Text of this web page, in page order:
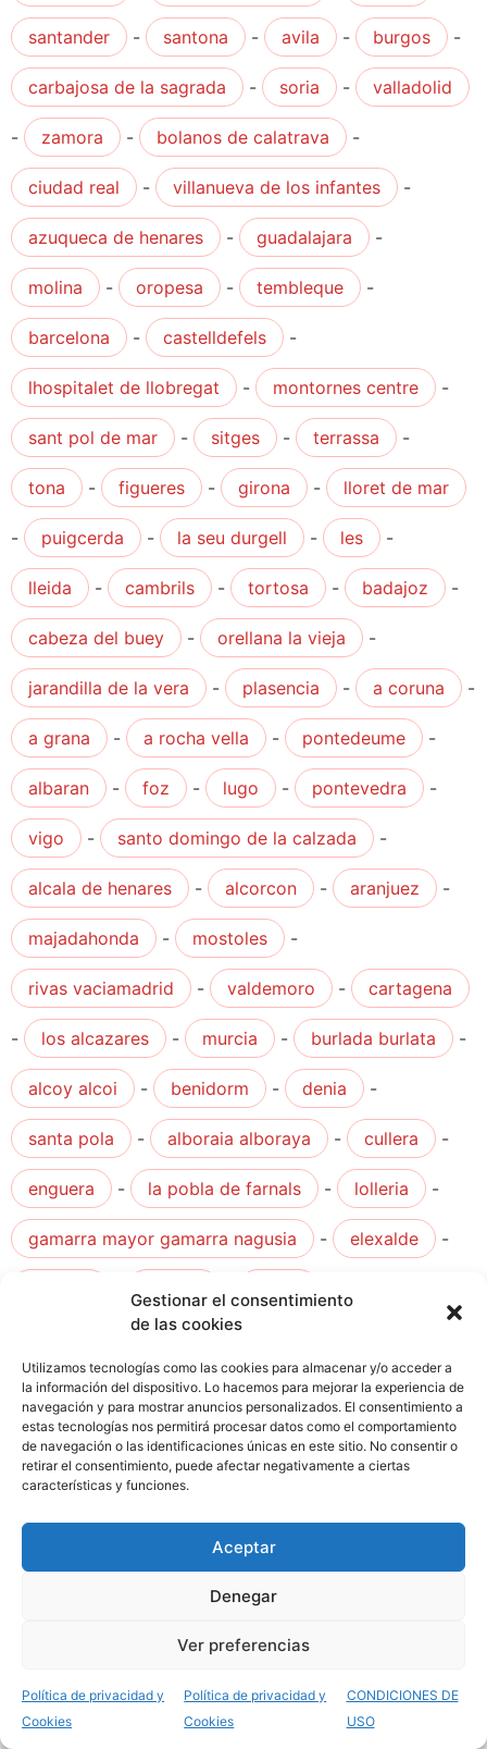
Gestionar el consentimiento
de las cookies
Utilizamos tecnologías como las cookies para almacenar y/o acceder a
la información del dispositivo. Lo hacemos para mejorar la experiencia de
navegación y para mostrar anuncios personalizados. El consentimiento a
estas tecnologías nos permitirá procesar datos como el comportamiento
de navegación o las identificaciones únicas en este sitio. No consentir o
retirar el consentimiento, puede afectar negativamente a ciertas
características y funciones.
Aceptar
Denegar
Ver preferencias
Política de privacidad y
Cookies
Política de privacidad y
Cookies
CONDICIONES DE
USO
santander - santona - avila - burgos -
carbajosa de la sagrada - soria - valladolid
- zamora - bolanos de calatrava -
ciudad real - villanueva de los infantes -
azuqueca de henares - guadalajara -
molina - oropesa - tembleque -
barcelona - castelldefels -
lhospitalet de llobregat - montornes centre -
sant pol de mar - sitges - terrassa -
tona - figueres - girona - lloret de mar
- puigcerda - la seu durgell - les -
lleida - cambrils - tortosa - badajoz -
cabeza del buey - orellana la vieja -
jarandilla de la vera - plasencia - a coruna -
a grana - a rocha vella - pontedeume -
albaran - foz - lugo - pontevedra -
vigo - santo domingo de la calzada -
alcala de henares - alcorcon - aranjuez -
majadahonda - mostoles -
rivas vaciamadrid - valdemoro - cartagena
- los alcazares - murcia - burlada burlata -
alcoy alcoi - benidorm - denia -
santa pola - alboraia alboraya - cullera -
enguera - la pobla de farnals - lolleria -
gamarra mayor gamarra nagusia - elexalde -
orduna ceuta
Opiniones del Grado
Superior Cocina y